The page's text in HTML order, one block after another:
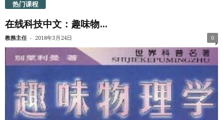
热门课程
在线科技中文：趣味物...
教務主任 - 2018年3月24日 0